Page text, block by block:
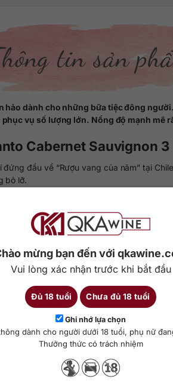
mừng bạn đến với
Vui lòng xác nhận trước khi bắt đầu
Đủ 18 tuổi Chưa đủ 18 tuổi
Ghi nhớ lựa chọn
dành cho người dưới 18 tuổi, phụ nữ
Thưởng thức có trách nhiệm
tin sản
dành cho những bữa tiệc đông
vụ số lượng lớn. Nồng độ mạnh mẽ
Cabernet Sauvignon 3
đứng đầu về “Rượu vang của năm” tại
bỏ lỡ.
đỏ đậm đà được canh tác cẩn thận và
rượu qua các niên vụ.
mà không cần lo lắng về giá cả.
Chi tiết
Sản phẩm tương tự